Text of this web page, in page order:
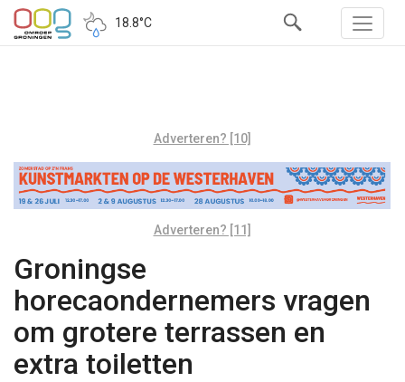
18.8°C
Adverteren? [10]
Adverteren? [11]
Groningse
horecaondernemers vragen
om grotere terrassen en
extra toiletten